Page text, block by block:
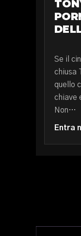
Se il
chiusa
quello
chiave
Non…
Entra